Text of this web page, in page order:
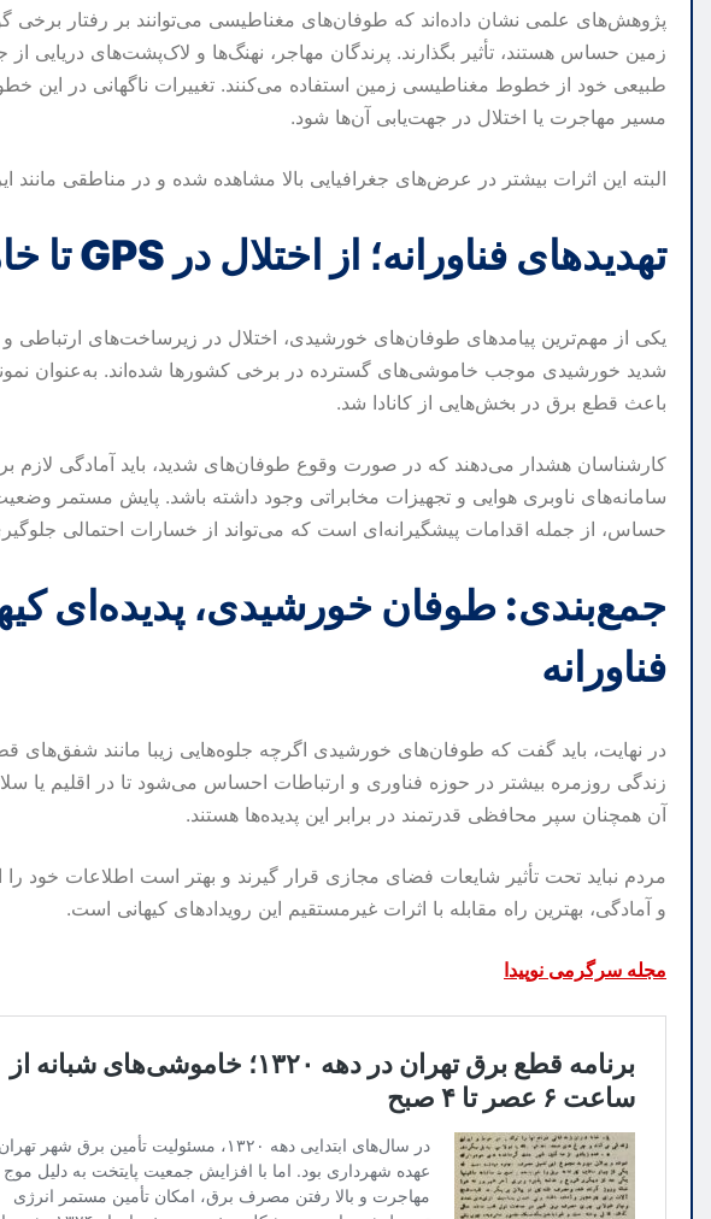
پژوهش‌های علمی نشان داده‌اند که طوفان‌های مغناطیسی می‌توانند بر رفتار برخی
زمین حساس هستند، تأثیر بگذارند. پرندگان مهاجر، نهنگ‌ها و لاک‌پشت‌های دریایی
طبیعی خود از خطوط مغناطیسی زمین استفاده می‌کنند. تغییرات ناگهانی در
مسیر مهاجرت یا اختلال در جهت‌یابی آن‌ها شود.
البته این اثرات بیشتر در عرض‌های جغرافیایی بالا مشاهده شده و در مناطقی
تهدیدهای فناورانه؛ از اختلال در GPS تا خاموشی‌های گسترده
یکی از مهم‌ترین پیامدهای طوفان‌های خورشیدی، اختلال در زیرساخت‌های ارتباطی
باعث قطع برق در بخش‌هایی از کانادا شد.
کارشناسان هشدار می‌دهند که در صورت وقوع طوفان‌های شدید، باید آمادگی لازم
سامانه‌های ناوبری هوایی و تجهیزات مخابراتی وجود داشته باشد. پایش مستمر
حساس، از جمله اقدامات پیشگیرانه‌ای است که می‌تواند از خسارات احتمالی
جمع‌بندی: طوفان خورشیدی، پدیده‌ای
فناورانه
در نهایت، باید گفت که طوفان‌های خورشیدی اگرچه جلوه‌هایی زیبا مانند شفق‌های قطبی
زندگی روزمره بیشتر در حوزه فناوری و ارتباطات احساس می‌شود تا در اقلیم یا
آن همچنان سپر محافظی قدرتمند در برابر این پدیده‌ها هستند.
مردم نباید تحت تأثیر شایعات فضای مجازی قرار گیرند و بهتر است اطلاعات خود را
و آمادگی، بهترین راه مقابله با اثرات غیرمستقیم این رویدادهای کیهانی است.
مجله سرگرمی نوپیدا